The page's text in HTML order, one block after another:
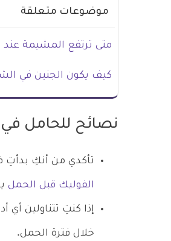
موضوعات متعلقة
متى ترتفع المشيمة عند
كيف يكون الجنين في
نصائح للحامل في
تأكدي من أنكِ بدأتِ في تناول 0.4 مللي جرام من حمض
الفوليك قبل الحمل
إذا كنتِ تتناولين أي
خلال فترة الحمل.